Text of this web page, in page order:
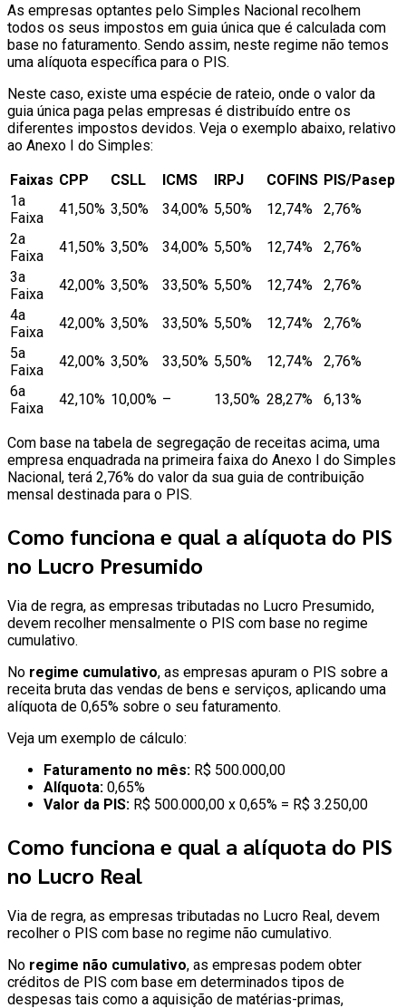
As empresas optantes pelo Simples Nacional recolhem
todos os seus impostos em guia única que é calculada com
base no faturamento. Sendo assim, neste regime não temos
uma alíquota específica para o PIS.
Neste caso, existe uma espécie de rateio, onde o valor da
guia única paga pelas empresas é distribuído entre os
diferentes impostos devidos. Veja o exemplo abaixo, relativo
ao Anexo I do Simples:
Faixas CPP CSLL ICMS IRPJ COFINS PIS/Pasep
1a
Faixa
41,50% 3,50% 34,00% 5,50% 12,74%
2,76%
2a
Faixa
41,50% 3,50% 34,00% 5,50% 12,74%
2,76%
3a
Faixa
42,00% 3,50% 33,50% 5,50% 12,74%
2,76%
4a
Faixa
42,00% 3,50% 33,50% 5,50% 12,74%
2,76%
5a
Faixa
42,00% 3,50% 33,50% 5,50% 12,74%
2,76%
6a
Faixa
42,10% 10,00% – 13,50% 28,27% 6,13%
Com base na tabela de segregação de receitas acima, uma
empresa enquadrada na primeira faixa do Anexo I do Simples
Nacional, terá 2,76% do valor da sua guia de contribuição
mensal destinada para o PIS.
Como funciona e qual a alíquota do PIS
no Lucro Presumido
Via de regra, as empresas tributadas no Lucro Presumido,
devem recolher mensalmente o PIS com base no regime
cumulativo.
No regime cumulativo, as empresas apuram o PIS sobre a
receita bruta das vendas de bens e serviços, aplicando uma
alíquota de 0,65% sobre o seu faturamento.
Veja um exemplo de cálculo:
Faturamento no mês: R$ 500.000,00
Alíquota: 0,65%
Valor da PIS: R$ 500.000,00 x 0,65% = R$ 3.250,00
Como funciona e qual a alíquota do PIS
no Lucro Real
Via de regra, as empresas tributadas no Lucro Real, devem
recolher o PIS com base no regime não cumulativo.
No regime não cumulativo, as empresas podem obter
créditos de PIS com base em determinados tipos de
despesas tais como a aquisição de matérias-primas,